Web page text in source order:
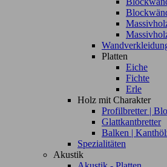
Platten
Eiche
Fichte
Erle
Holz mit Charakter
Profilbretter |
Glattkantbretter
Balken |
Spezialitäten
Akustik